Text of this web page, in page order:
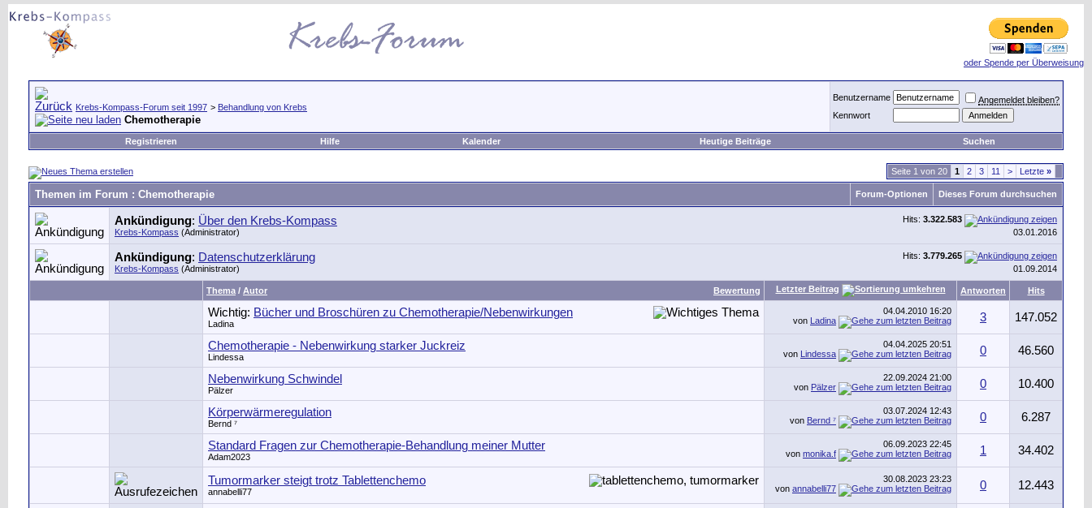
oder Spende per Überweisung
Krebs-Kompass-Forum seit 1997 > Behandlung von Krebs
Chemotherapie
Benutzername
Angemeldet bleiben?
Kennwort
Registrieren Hilfe Kalender Heutige Beiträge Suchen
Seite 1 von 20 1 2 3 11 > Letzte »
Themen im Forum : Chemotherapie Forum-Optionen Dieses Forum durchsuchen
Hits: 3.322.583
Ankündigung: Über den Krebs-Kompass
03.01.2016
Krebs-Kompass (Administrator)
Hits: 3.779.265
Ankündigung: Datenschutzerklärung
01.09.2014
Krebs-Kompass (Administrator)
Bewertung
Thema / Autor Letzter Beitrag Antworten Hits
Wichtig: Bücher und Broschüren zu Chemotherapie/Nebenwirkungen
Ladina
04.04.2010 16:20
von Ladina 3 147.052
Chemotherapie - Nebenwirkung starker Juckreiz
Lindessa
04.04.2025 20:51
von Lindessa 0 46.560
Nebenwirkung Schwindel
Pälzer
22.09.2024 21:00
von Pälzer 0 10.400
Körperwärmeregulation
Bernd ⁷
03.07.2024 12:43
von Bernd ⁷ 0 6.287
Standard Fragen zur Chemotherapie-Behandlung meiner Mutter
Adam2023
06.09.2023 22:45
von monika.f 1 34.402
Tumormarker steigt trotz Tablettenchemo
annabelli77
30.08.2023 23:23
von annabelli77 0 12.443